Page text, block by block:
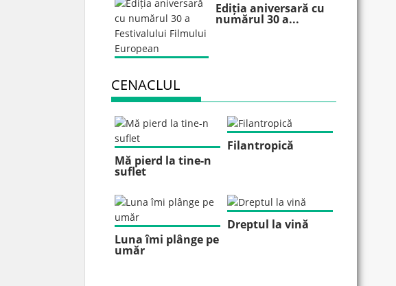
Ediția aniversară cu
numărul 30 a...
CENACLUL
Mă pierd la tine-n
suflet
Filantropică
Luna îmi plânge pe
umăr
Dreptul la vină